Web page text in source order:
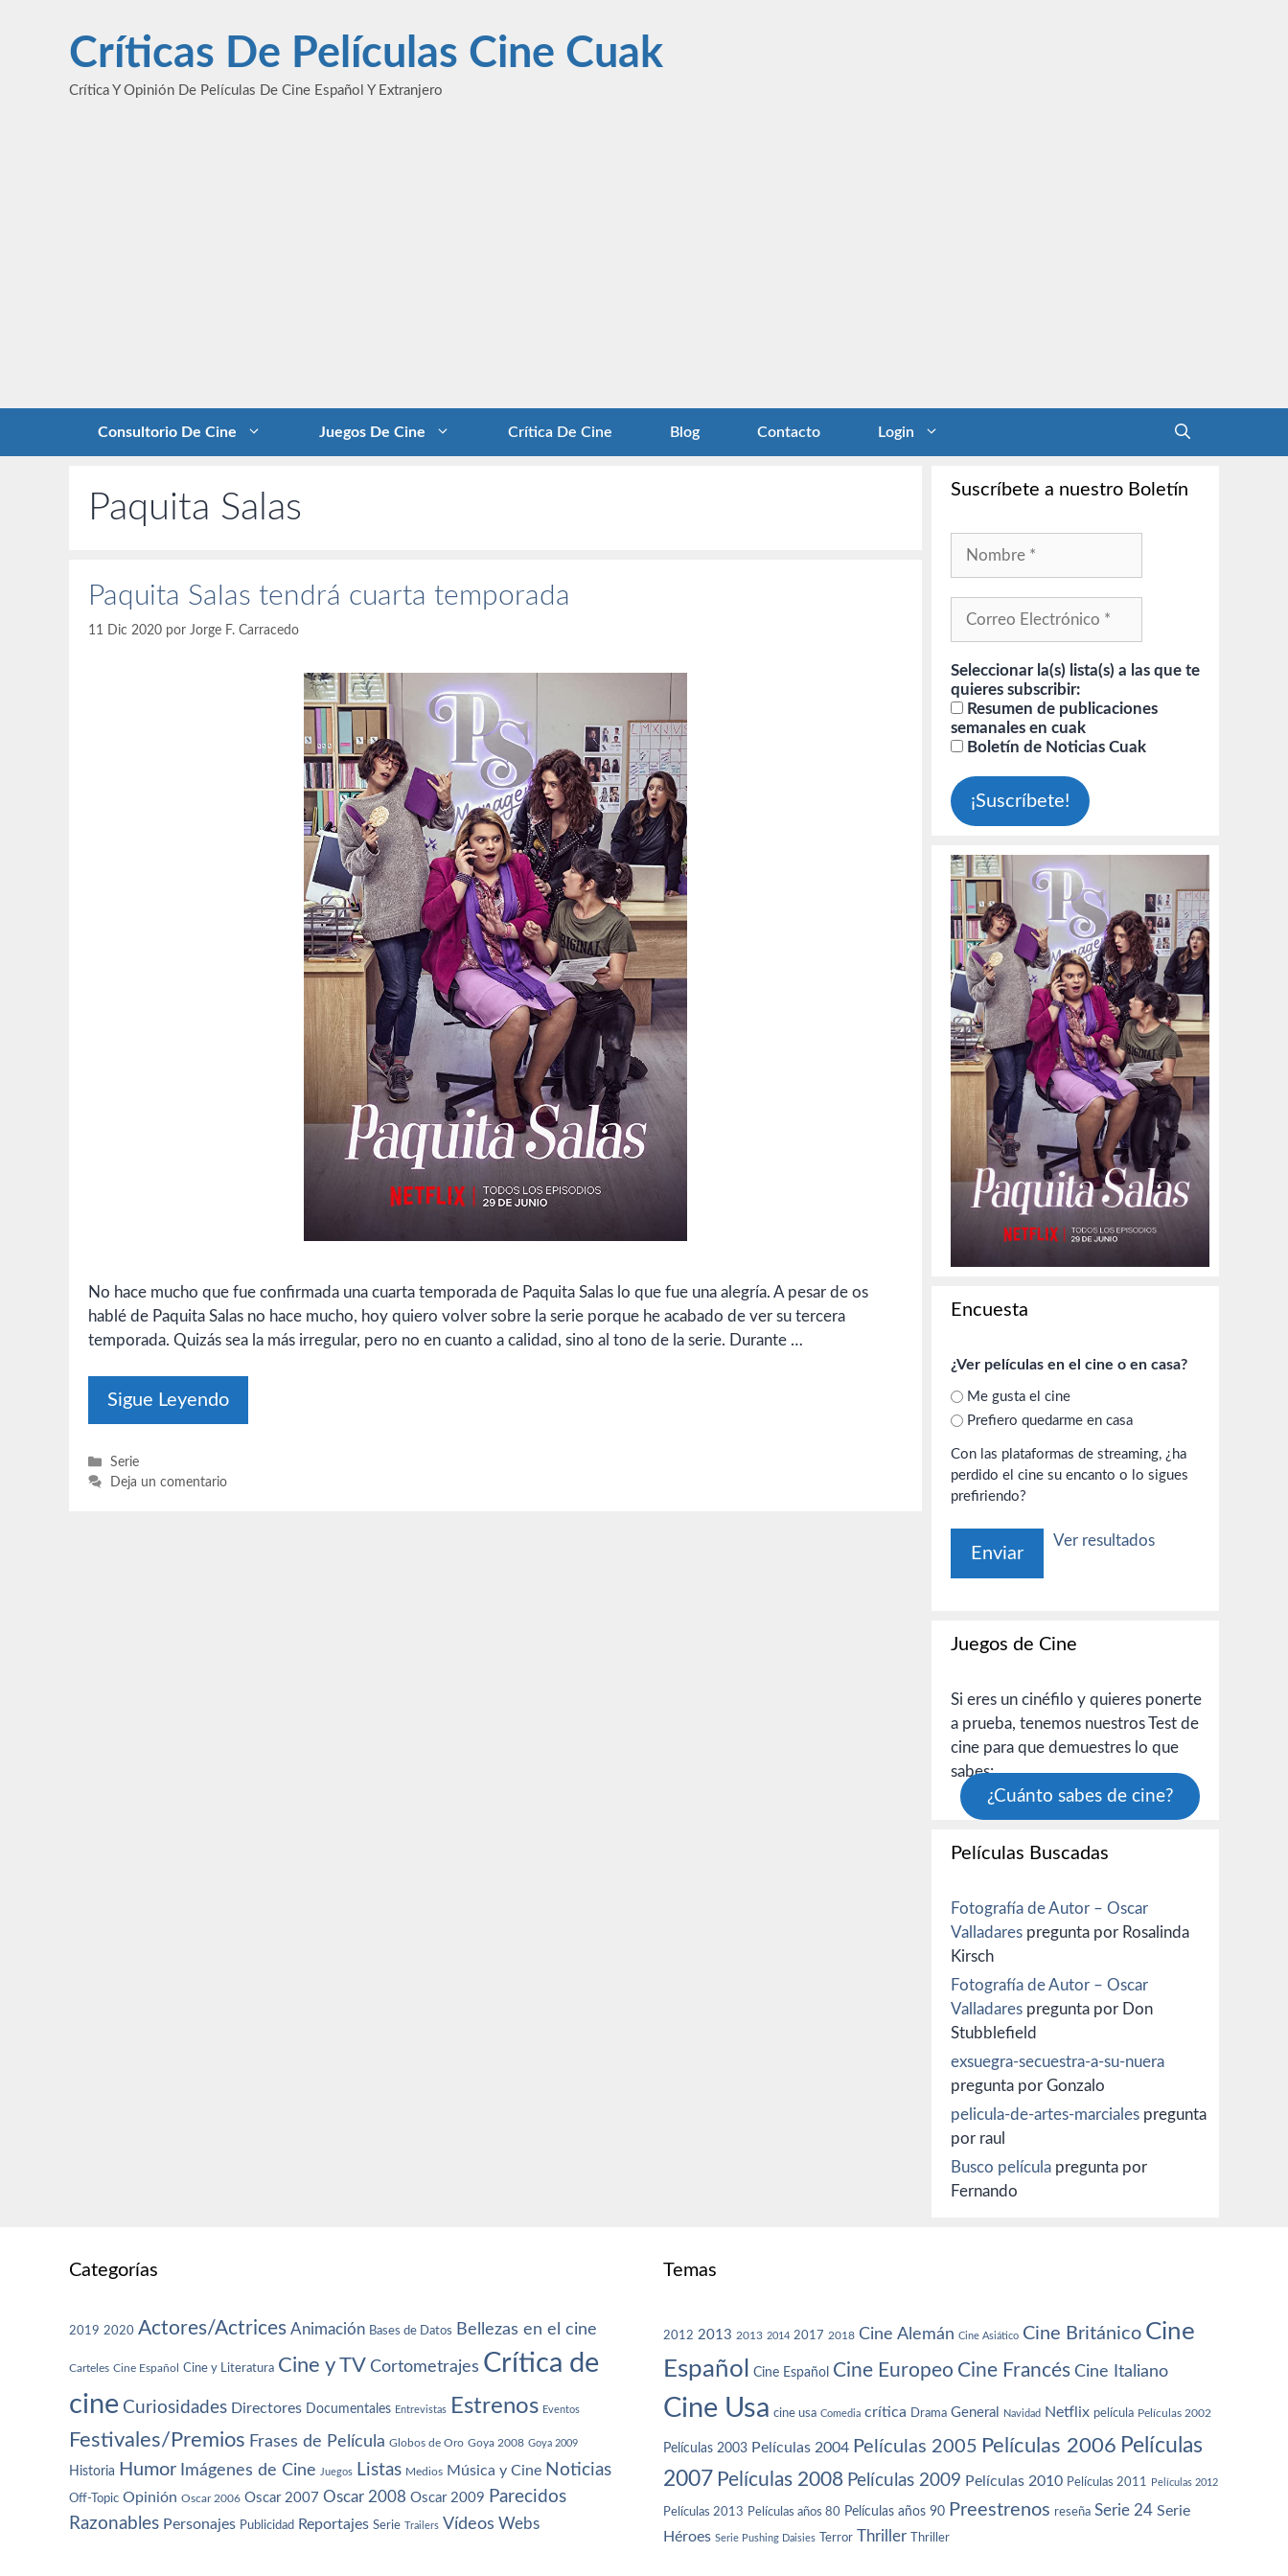
contenidoCríticas De Películas Cine Cuak
Crítica Y Opinión De Películas De Cine Español Y Extranjero
Consultorio De Cine Juegos De Cine Crítica De Cine Blog Contacto Login
Paquita Salas
Paquita Salas tendrá cuarta temporada
11 Dic 2020 por Jorge F. Carracedo
No hace mucho que fue confirmada una cuarta temporada de Paquita Salas lo que fue una alegría. A pesar de os
hablé de Paquita Salas no hace mucho, hoy quiero volver sobre la serie porque he acabado de ver su tercera
temporada. Quizás sea la más irregular, pero no en cuanto a calidad, sino al tono de la serie. Durante …
Sigue Leyendo
Categorías
Serie
Deja un comentario
Suscríbete a nuestro Boletín
Seleccionar la(s) lista(s) a las que te
quieres subscribir:
Resumen de publicaciones
semanales en cuak
Boletín de Noticias Cuak
Encuesta
¿Ver películas en el cine o en casa?
Me gusta el cine
Prefiero quedarme en casa
Con las plataformas de streaming, ¿ha
perdido el cine su encanto o lo sigues
prefiriendo?
Ver resultados
Juegos de Cine
Si eres un cinéfilo y quieres ponerte
a prueba, tenemos nuestros Test de
cine para que demuestres lo que
sabes:
¿Cuánto sabes de cine?
Películas Buscadas
Fotografía de Autor – Oscar
Valladares pregunta por Rosalinda
Kirsch
Fotografía de Autor – Oscar
Valladares pregunta por Don
Stubblefield
exsuegra-secuestra-a-su-nuera
pregunta por Gonzalo
pelicula-de-artes-marciales pregunta
por raul
Busco película pregunta por
Fernando
Categorías
2019 2020 Actores/Actrices Animación Bases de Datos Bellezas en el cine
Carteles Cine Español Cine y Literatura Cine y TV Cortometrajes Crítica de
cine Curiosidades Directores Documentales Entrevistas Estrenos Eventos
Festivales/Premios Frases de Película Globos de Oro Goya 2008 Goya 2009
Historia Humor Imágenes de Cine Juegos Listas Medios Música y Cine Noticias
Off-Topic Opinión Oscar 2006 Oscar 2007 Oscar 2008 Oscar 2009 Parecidos
Razonables Personajes Publicidad Reportajes Serie Trailers Vídeos Webs
Temas
2012 2013 2013 2014 2017 2018 Cine Alemán Cine Asiático Cine Británico Cine
Español
Cine Español Cine Europeo Cine Francés Cine Italiano
Cine Usa cine usa Comedia crítica Drama General Navidad Netflix película Películas 2002
Películas 2003 Películas 2004 Películas 2005 Películas 2006 Películas
2007 Películas 2008 Películas 2009 Películas 2010 Películas 2011 Películas 2012
Películas 2013 Películas años 80 Películas años 90 Preestrenos reseña Serie 24 Serie
Héroes Serie Pushing Daisies Terror Thriller Thriller